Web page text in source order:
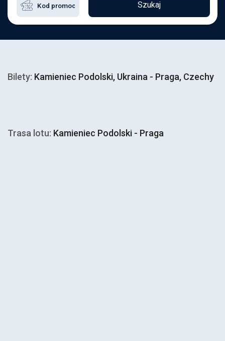
Szukaj
Bilety: Kamieniec Podolski, Ukraina - Praga, Czechy
Trasa lotu: Kamieniec Podolski - Praga